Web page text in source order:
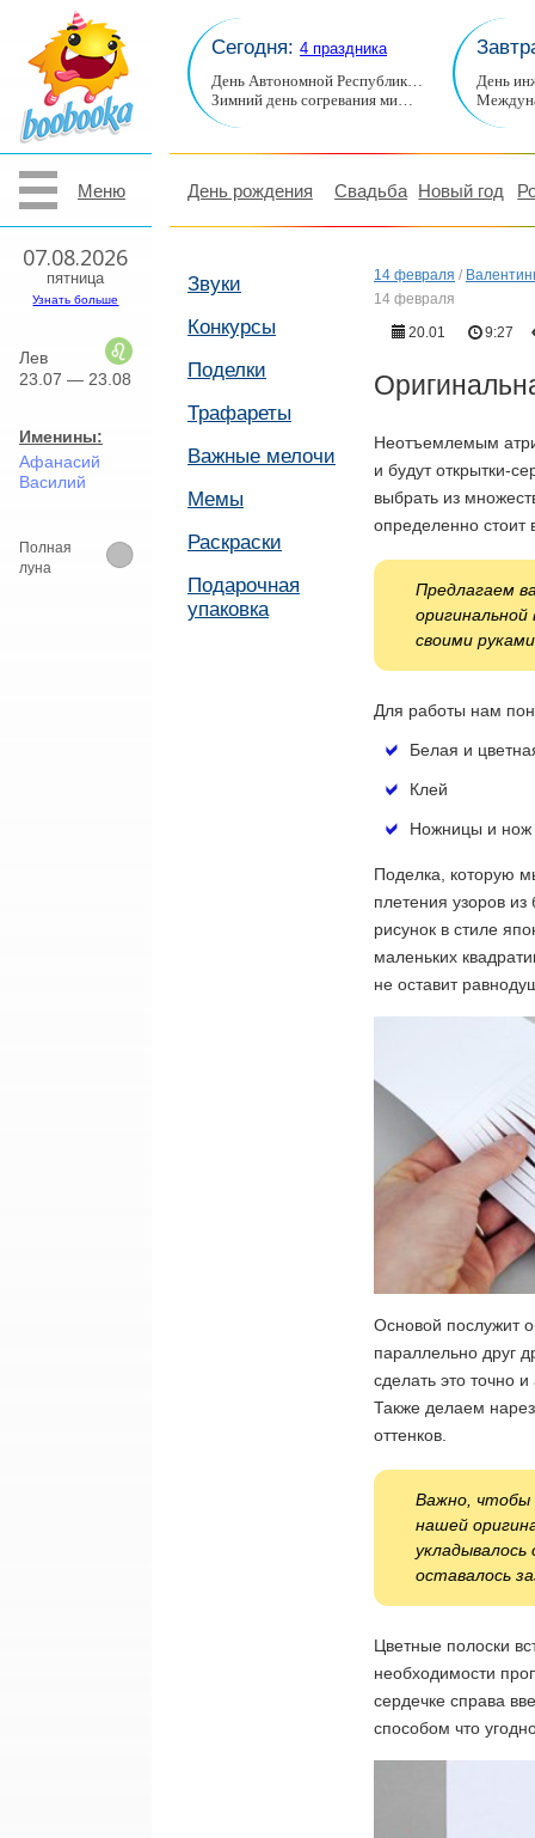
Меню
07.08.2026
пятница
Узнать больше
Лев
23.07 — 23.08
Именины:
Афанасий
Василий
Полная
луна
Сегодня: 4 праздника
День Автономной Республик…
Зимний день согревания ми…
День
День рождения Свадьба Новый год
Звуки
Конкурсы
Поделки
Трафареты
Важные мелочи
Мемы
Раскраски
Подарочная
упаковка
14 февраля /
14 февраля
20.01
9:27
Неотъемлемым
и будут открытки-
выбрать из
определенно стоит
Предлагаем
своими
Для работы нам
Белая и
Клей
Ножницы и нож
Поделка, которую
плетения узоров
рисунок в стиле
маленьких
не оставит
Основой послужит
параллельно друг
сделать это точно
Также делаем
оттенков.
Важно, чтобы
нашей
оставалось
Цветные полоски
необходимости
сердечке справа
способом что